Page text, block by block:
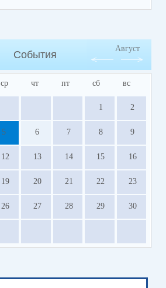
События
Август
ср чт пт сб вс
1 2
5 6 7 8 9
12 13 14 15 16
19 20 21 22 23
26 27 28 29 30